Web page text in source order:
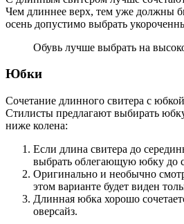
Чем длиннее верх, тем уже должны
осень допустимо выбрать
Обувь лучше выбрать на
Юбки
Сочетание длинного свитера с
Стилисты предлагают выбирать
ниже колена:
Если длина свитера до
выбрать облегающую юбку до
Оригинально и необычно
этом варианте будет виден
Длинная юбка хорошо
оверсайз.